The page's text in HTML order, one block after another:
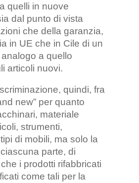
quelli in nuove
dal punto di vista
che della garanzia,
in UE che in Cile di un
a quello
articoli nuovi.
quindi, fra
new” per quanto
materiale
strumenti,
di mobili, ma solo la
parte, di
i prodotti rifabbricati
come tali per la